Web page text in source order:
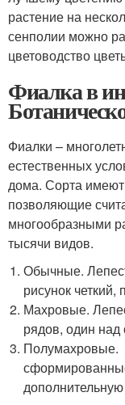
растение на
сенполии можно
цветоводство
Фиалка в
Фиалки –
естественных
дома. Сорта имеют
позволяющие
многообразными
тысячи видов.
Обычные.
рисунок четкий,
Махровые.
рядов, один над
Полумахровые.